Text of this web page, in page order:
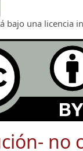
bajo una licencia
no